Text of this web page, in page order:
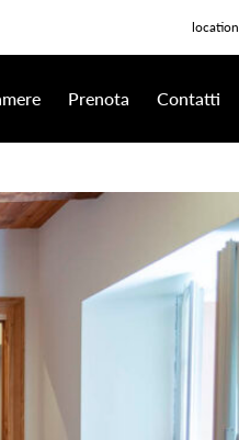
location
Prenota Contatti